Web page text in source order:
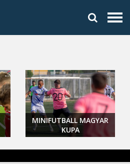
MINIFUTBALL MAGYAR
KUPA